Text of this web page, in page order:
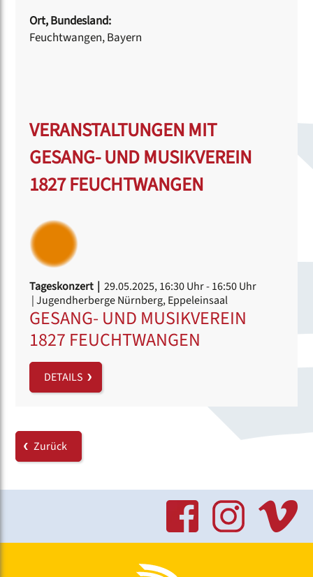
Ort, Bundesland:
Feuchtwangen, Bayern
VERANSTALTUNGEN MIT
GESANG- UND MUSIKVEREIN
1827 FEUCHTWANGEN
Tageskonzert | 29.05.2025, 16:30 Uhr- 16:50 Uhr
| Jugendherberge Nürnberg, Eppeleinsaal
GESANG- UND MUSIKVEREIN
1827 FEUCHTWANGEN
DETAILS
Zurück